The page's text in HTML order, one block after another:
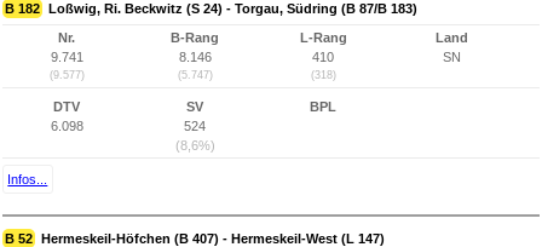
B 182 Loßwig, Ri. Beckwitz (S 24) - Torgau, Südring (B 87/B 183)
Nr.
9.741
(9.577)
B-Rang
8.146
(5.747)
L-Rang
410
(318)
Land
SN
DTV
6.098
SV
524
(8,6%)
BPL
Infos...
B 52 Hermeskeil-Höfchen (B 407) - Hermeskeil-West (L 147)